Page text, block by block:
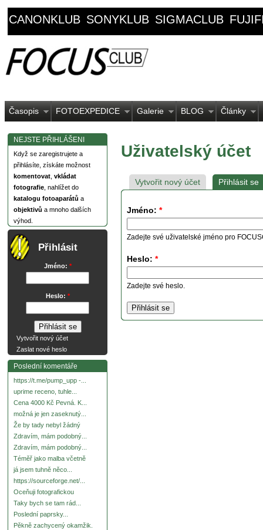
CANONKLUB SONYKLUB SIGMACLUB
Časopis FOTOEXPEDICE Galerie BLOG Články
NEJSTE PŘIHLÁŠENI
Když se zaregistrujete a
přihlásíte, získáte možnost
komentovat vkládat
fotografie , nahlížet do
katalogu fotoaparátů a
objektivů a mnoho dalších
výhod.
Přihlásit
Jméno: *
Heslo: *
Vytvořit nový účet
Zaslat nové heslo
Poslední komentáře
https://t.me/pump_upp -...
uprime receno, tuhle...
Cena 4000 Kč Pevná. K...
možná je jen zaseknutý...
Že by tady nebyl žádný
Zdravím, mám podobný...
Zdravím, mám podobný...
Téměř jako malba včetně
já jsem tuhně něco...
https://sourceforge.net/...
Oceňuji fotografickou
Taky bych se tam rád...
Poslední paprsky...
Pěkně zachycený okamžik.
Uživatelský účet
Vytvořit nový účet Přihlásit se
Jméno: *
Zadejte své uživatelské jméno pro
Heslo: *
Zadejte své heslo.